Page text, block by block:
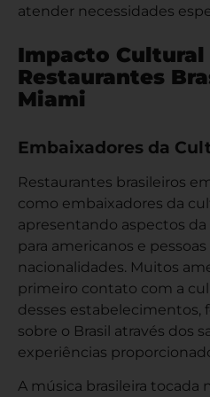
atender necessidades
Impacto Cultural
Restaurantes
Miami
Embaixadores da
Restaurantes brasileiros
como embaixadores da
apresentando aspectos
para americanos e
nacionalidades. Muitos
primeiro contato com a
desses estabelecimentos,
sobre o Brasil através dos
experiências
A música brasileira tocada